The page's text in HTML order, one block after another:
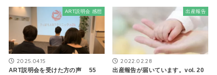
ART説明会 感想
2025.04.15
ART説明会を受けた方の声 55
出産報告
2022.02.28
出産報告が届いています。vol. 20